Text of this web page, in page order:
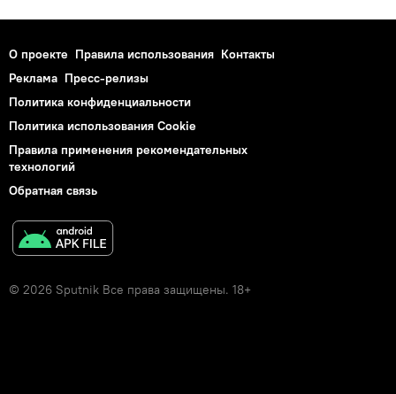
О проекте Правила использования Контакты
Реклама Пресс-релизы
Политика конфиденциальности
Политика использования Cookie
Правила применения рекомендательных
технологий
Обратная связь
© 2026 Sputnik Все права защищены. 18+